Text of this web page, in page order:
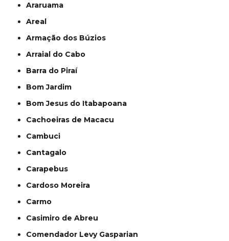
Araruama
Areal
Armação dos Búzios
Arraial do Cabo
Barra do Piraí
Bom Jardim
Bom Jesus do Itabapoana
Cachoeiras de Macacu
Cambuci
Cantagalo
Carapebus
Cardoso Moreira
Carmo
Casimiro de Abreu
Comendador Levy Gasparian